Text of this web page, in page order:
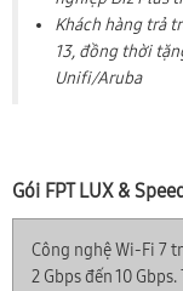
Khách hàng trả
13, đồng thời
Unifi/Aruba
Gói FPT LUX &
Công nghệ Wi-Fi 7
2 Gbps đến 10